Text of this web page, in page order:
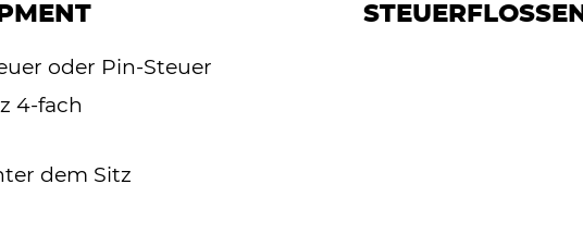
oder Pin-Steuer
4-fach
dem Sitz
STEUERFLOSSEN